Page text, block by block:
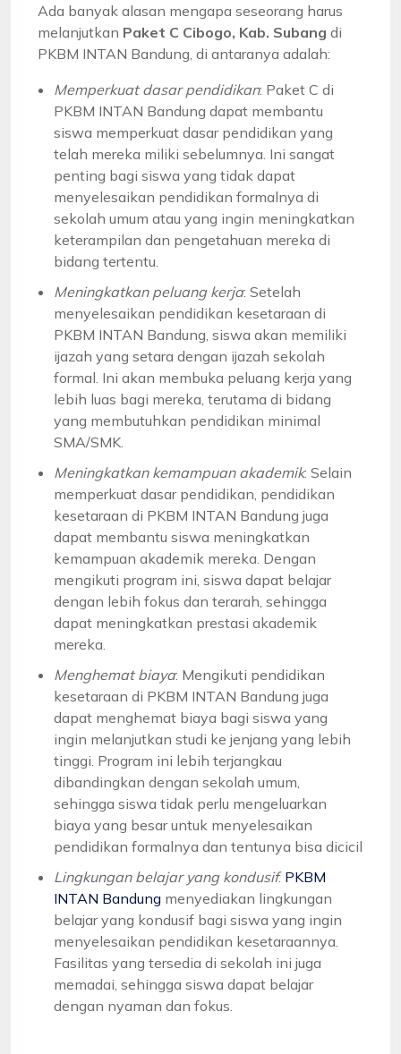
Ada banyak alasan mengapa seseorang harus
melanjutkan Paket C Cibogo, Kab. Subang di
PKBM INTAN Bandung, di antaranya adalah:
Memperkuat dasar pendidikan: Paket C di
PKBM INTAN Bandung dapat membantu
siswa memperkuat dasar pendidikan yang
telah mereka miliki sebelumnya. Ini sangat
penting bagi siswa yang tidak dapat
menyelesaikan pendidikan formalnya di
sekolah umum atau yang ingin meningkatkan
keterampilan dan pengetahuan mereka di
bidang tertentu.
Meningkatkan peluang kerja: Setelah
menyelesaikan pendidikan kesetaraan di
PKBM INTAN Bandung, siswa akan memiliki
ijazah yang setara dengan ijazah sekolah
formal. Ini akan membuka peluang kerja yang
lebih luas bagi mereka, terutama di bidang
yang membutuhkan pendidikan minimal
SMA/SMK.
Meningkatkan kemampuan akademik: Selain
memperkuat dasar pendidikan, pendidikan
kesetaraan di PKBM INTAN Bandung juga
dapat membantu siswa meningkatkan
kemampuan akademik mereka. Dengan
mengikuti program ini, siswa dapat belajar
dengan lebih fokus dan terarah, sehingga
dapat meningkatkan prestasi akademik
mereka.
Menghemat biaya: Mengikuti pendidikan
kesetaraan di PKBM INTAN Bandung juga
dapat menghemat biaya bagi siswa yang
ingin melanjutkan studi ke jenjang yang lebih
tinggi. Program ini lebih terjangkau
dibandingkan dengan sekolah umum,
sehingga siswa tidak perlu mengeluarkan
biaya yang besar untuk menyelesaikan
pendidikan formalnya dan tentunya bisa dicicil
Lingkungan belajar yang kondusif: PKBM
INTAN Bandung menyediakan lingkungan
belajar yang kondusif bagi siswa yang ingin
menyelesaikan pendidikan kesetaraannya.
Fasilitas yang tersedia di sekolah ini juga
memadai, sehingga siswa dapat belajar
dengan nyaman dan fokus.